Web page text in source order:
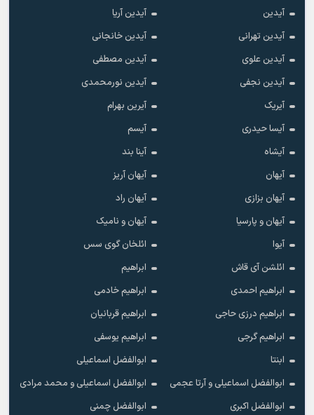
آیدین
آیدین آریا
آیدین تهرانی
آیدین خانجانی
آیدین علوی
آیدین مصطفی
آیدین نجفی
آیدین نورمحمدی
آیریک
آیرین بهرام
آیسا حیدری
آیسم
آیشاه
آینا بند
آیهان
آیهان آریز
آیهان بزازی
آیهان راد
آیهان و پارسیا
آیهان و نامیک
آیوا
ائلخان گوی سس
ائلشن آی قاش
ابراهیم
ابراهیم احمدی
ابراهیم خادمی
ابراهیم درزی حاجی
ابراهیم قربانیان
ابراهیم گرجی
ابراهیم یوسفی
ابنتا
ابوالفضل اسماعیلی
ابوالفضل اسماعیلی و آرتا عجمی
ابوالفضل اسماعیلی و محمد مرادی
ابوالفضل اکبری
ابوالفضل چمنی